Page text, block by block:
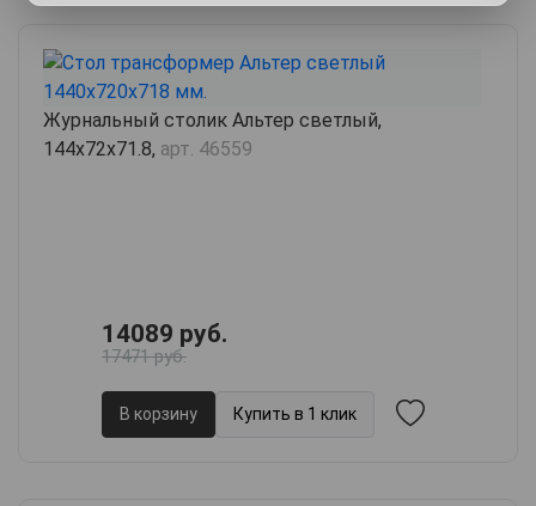
Журнальный столик Альтер светлый,
144х72х71.8, арт. 46559
14089 руб.
17471 руб.
В корзину Купить в 1 клик